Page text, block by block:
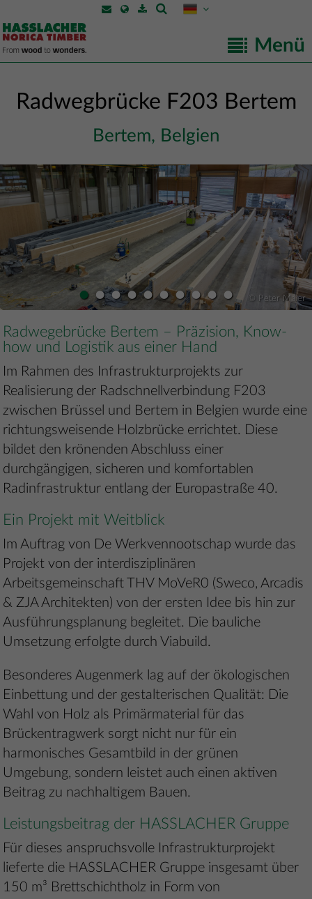
Menü
Radwegbrücke F203 Bertem
Bertem, Belgien
••••••••• • © Peter Maier
Radwegebrücke Bertem – Präzision, Know-
how und Logistik aus einer Hand
Im Rahmen des Infrastrukturprojekts zur
Realisierung der Radschnellverbindung F203
zwischen Brüssel und Bertem in Belgien wurde eine
richtungsweisende Holzbrücke errichtet. Diese
bildet den krönenden Abschluss einer
durchgängigen, sicheren und komfortablen
Radinfrastruktur entlang der Europastraße 40.
Ein Projekt mit Weitblick
Im Auftrag von De Werkvennootschap wurde das
Projekt von der interdisziplinären
Arbeitsgemeinschaft THV MoVeR0 (Sweco, Arcadis
& ZJA Architekten) von der ersten Idee bis hin zur
Ausführungsplanung begleitet. Die bauliche
Umsetzung erfolgte durch Viabuild.
Besonderes Augenmerk lag auf der ökologischen
Einbettung und der gestalterischen Qualität: Die
Wahl von Holz als Primärmaterial für das
Brückentragwerk sorgt nicht nur für ein
harmonisches Gesamtbild in der grünen
Umgebung, sondern leistet auch einen aktiven
Beitrag zu nachhaltigem Bauen.
Leistungsbeitrag der HASSLACHER Gruppe
Für dieses anspruchsvolle Infrastrukturprojekt
lieferte die HASSLACHER Gruppe insgesamt über
150 m³ Brettschichtholz in Form von